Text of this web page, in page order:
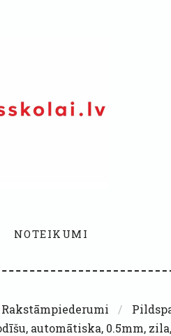
NOTEIKUMI
Rakstāmpiederumi
automātiska, 0.5mm,